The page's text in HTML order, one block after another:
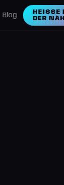
Blog
HEISSE
ER NÄHE